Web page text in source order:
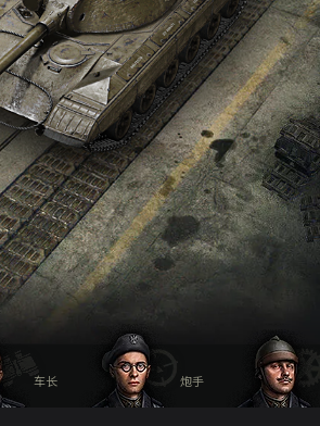
万圣节
《以战止战》
车长 炮手